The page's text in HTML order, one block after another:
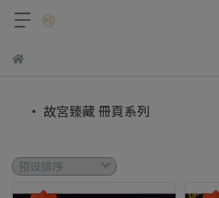
• 故宮臻藏 冊頁系列